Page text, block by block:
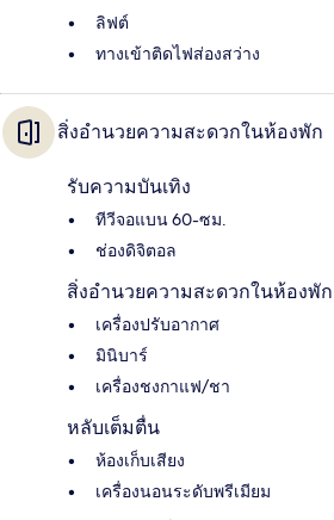
ลิฟต์
ทางเข้าติดไฟส่องสว่าง
สิ่งอำนวยความสะดวกในห้องพัก
รับความบันเทิง
ทีวีจอแบน 60-ซม.
ช่องดิจิตอล
สิ่งอำนวยความสะดวกในห้องพัก
เครื่องปรับอากาศ
มินิบาร์
เครื่องชงกาแฟ/ชา
หลับเต็มตื่น
ห้องเก็บเสียง
เครื่องนอนระดับพรีเมียม